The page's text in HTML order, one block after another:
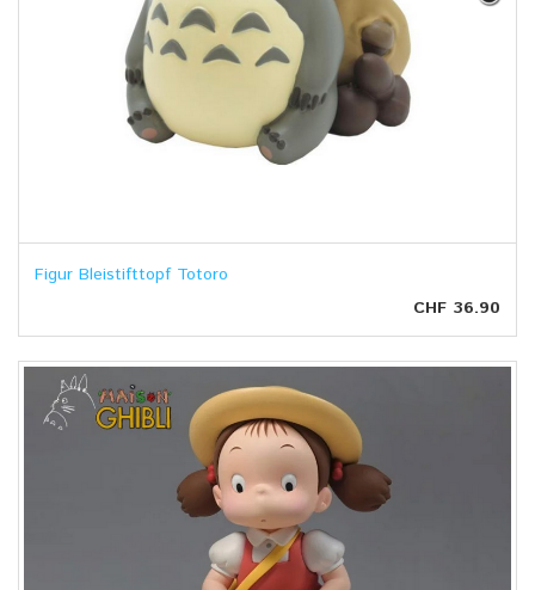
Figur Bleistifttopf Totoro
CHF 36.90